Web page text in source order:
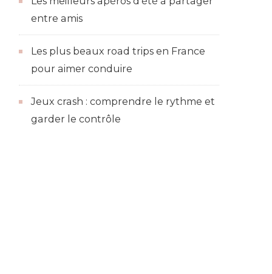
entre amis
Les plus beaux road trips en France
pour aimer conduire
Jeux crash : comprendre le rythme et
garder le contrôle